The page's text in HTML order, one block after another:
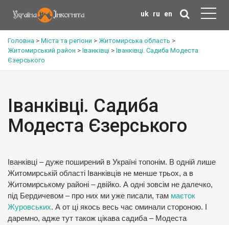
uk ru en
Головна > Міста та регіони > Житомирська область >
Житомирський район > Іванківці > Іванківці. Садиба Модеста
Єзерського
Іванківці. Садиба
Модеста Єзерського
Іванківці – дуже поширений в Україні топонім. В одній лише
Житомирській області Іванківців не менше трьох, а в
Житомирському районі – двійко. А одні зовсім не далечко,
під Бердичевом – про них ми уже писали, там маєток
Журовських. А от ці якось весь час оминали стороною. І
даремно, адже тут також цікава садиба – Модеста